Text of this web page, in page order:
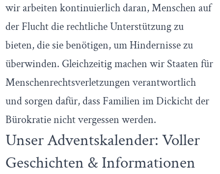
wir arbeiten kontinuierlich daran, Menschen auf
der Flucht die rechtliche Unterstützung zu
bieten, die sie benötigen, um Hindernisse zu
überwinden. Gleichzeitig machen wir Staaten für
Menschenrechtsverletzungen verantwortlich
und sorgen dafür, dass Familien im Dickicht der
Bürokratie nicht vergessen werden.
Unser Adventskalender: Voller
Geschichten & Informationen